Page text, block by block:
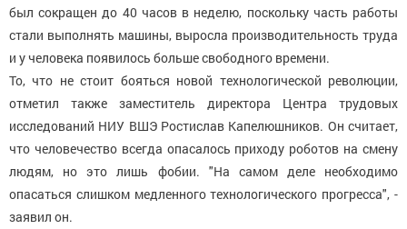
был сокращен до 40 часов в неделю, поскольку часть работы
стали выполнять машины, выросла производительность труда
и у человека появилось больше свободного времени.
То, что не стоит бояться новой технологической революции,
отметил также заместитель директора Центра трудовых
исследований НИУ ВШЭ Ростислав Капелюшников. Он считает,
что человечество всегда опасалось приходу роботов на смену
людям, но это лишь фобии. "На самом деле необходимо
опасаться слишком медленного технологического прогресса", -
заявил он.